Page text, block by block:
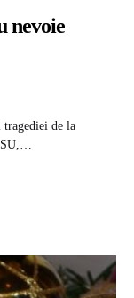
nevoie
tragediei de la